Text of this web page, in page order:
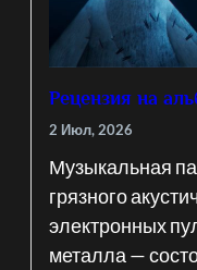
Рецензия на
2 Июл, 2026
Музыкальная
грязного
электронных
металла —